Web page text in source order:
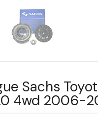
Sachs
4wd 2006-